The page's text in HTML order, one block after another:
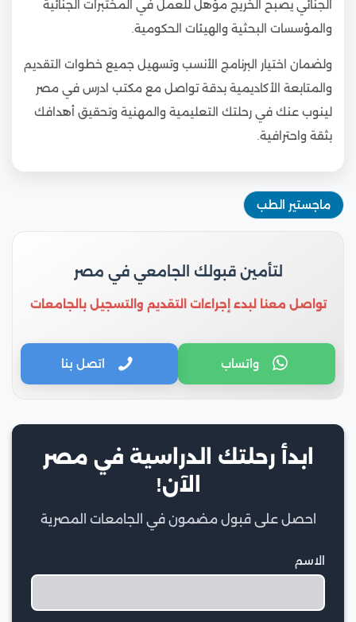
الجنائي يصبح الخريج مؤهل للعمل في المختبرات الجنائية
والمؤسسات البحثية والهيئات الحكومية.
ولضمان اختيار البرنامج الأنسب وتسهيل جميع خطوات التقديم
والمتابعة الأكاديمية بدقة تواصل مع مكتب ادرس في مصر
لينوب عنك في رحلتك التعليمية والمهنية وتحقيق أهدافك
بثقة واحترافية.
ماجستير الطب
لتأمين قبولك الجامعي في مصر
تواصل معنا لبدء إجراءات التقديم والتسجيل بالجامعات
واتساب اتصل بنا
ابدأ رحلتك الدراسية في مصر
الآن!
احصل على قبول مضمون في الجامعات المصرية
الاسم